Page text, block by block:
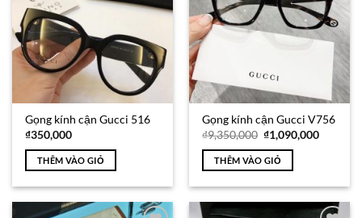
Gọng kính cận Gucci 516
₫350,000
THÊM VÀO GIỎ
Gọng kính cận Gucci V756
₫9,350,000 Giá
gốc
là:
₫9,350,000.
₫1,090,000Giá
THÊM VÀO GIỎ